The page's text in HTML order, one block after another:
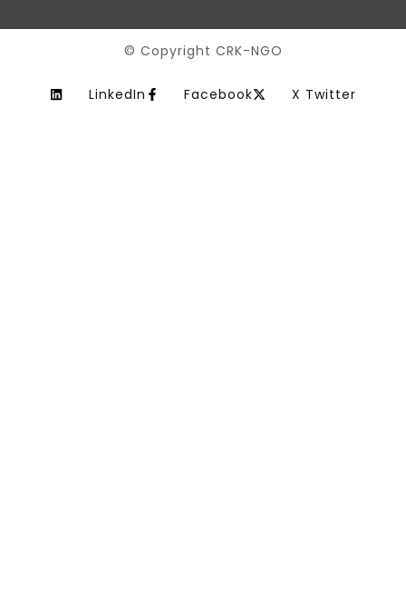
© Copyright CRK-NGO
LinkedIn Facebook X Twitter